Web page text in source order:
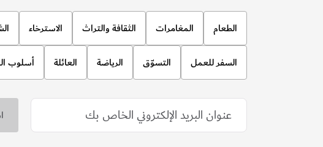
الطعام المغامرات الثقافة والتراث الاسترخاء
السفر للعمل التسوّق الرياضة العائلة أسلوب